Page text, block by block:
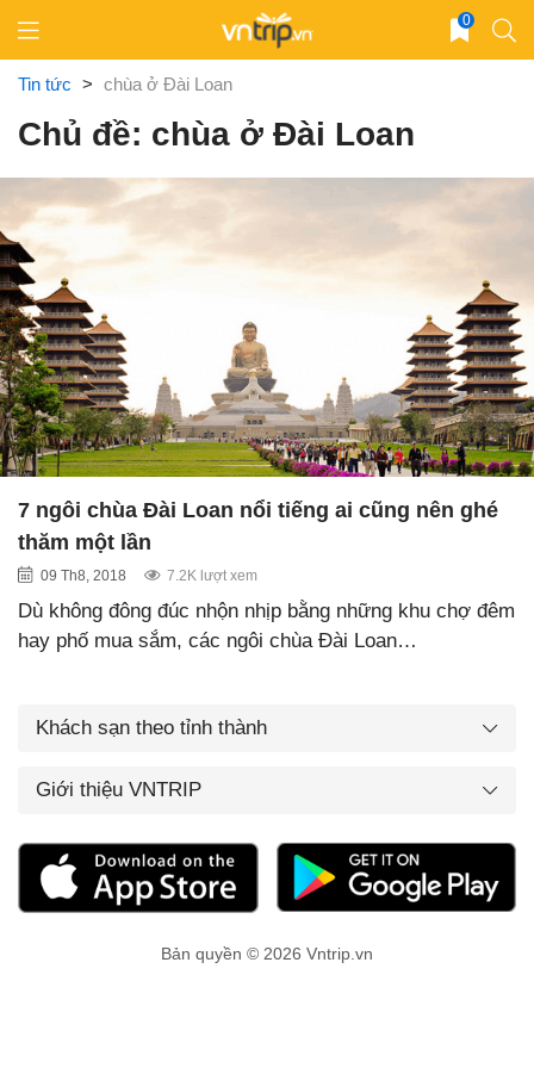
content
0
Tin tức > chùa ở Đài Loan
Chủ đề: chùa ở Đài Loan
7 ngôi chùa Đài Loan nổi tiếng ai cũng nên ghé
thăm một lần
09 Th8, 2018 7.2K lượt xem
Dù không đông đúc nhộn nhịp bằng những khu chợ đêm
hay phố mua sắm, các ngôi chùa Đài Loan…
Khách sạn theo tỉnh thành
Giới thiệu VNTRIP
Bản quyền © 2026 Vntrip.vn